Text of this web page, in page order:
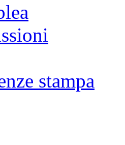
stampa